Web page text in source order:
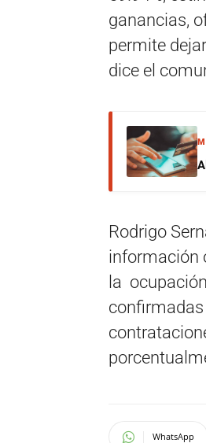
ganancias,
permite
dice el
Rodrigo
información
la
WhatsApp